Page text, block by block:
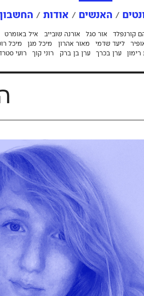
האנשים אודות
קורנפלד אור סגל אורנה שובייב איל באומרט
ליעד שדמי מאור אהרון מיכל מגן מיכל
ערן בכרך ערן בן ברק רוני קוך רועי